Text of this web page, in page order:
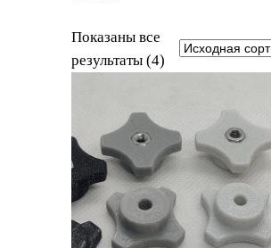
Показаны все
результаты (4)